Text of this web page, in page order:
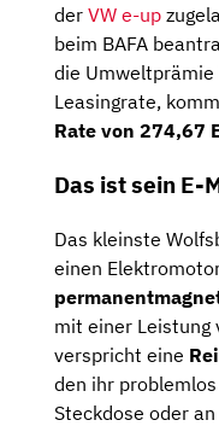
der VW e-up
beim BAFA
die
Leasingrate,
Rate von 274,67
Das ist sein E-
Das kleinste
einen
mit einer Leistung
verspricht eine
den ihr
Steckdose oder